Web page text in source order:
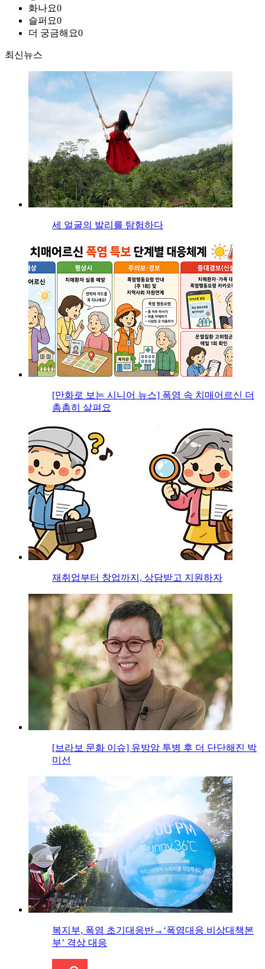
화나요0
슬퍼요0
더 궁금해요0
최신뉴스
세 얼굴의 발리를 탐험하다
[만화로 보는 시니어 뉴스] 폭염 속 치매어르신 더
촘촘히 살펴요
재취업부터 창업까지, 상담받고 지원하자
[브라보 문화 이슈] 유방암 투병 후 더 단단해진 박
미선
복지부, 폭염 초기대응반→‘폭염대응 비상대책본
부’ 격상 대응